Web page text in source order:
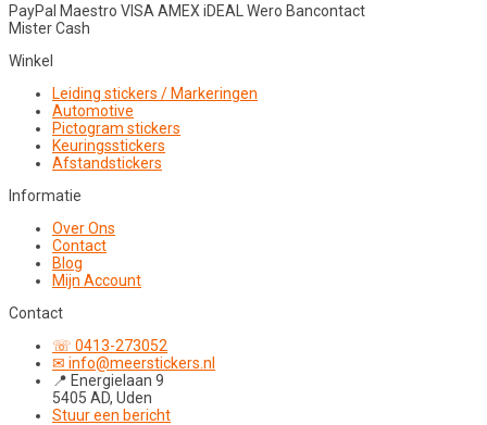
PayPal Maestro VISA AMEX iDEAL Wero Bancontact
Mister Cash
Winkel
Leiding stickers / Markeringen
Automotive
Pictogram stickers
Keuringsstickers
Afstandstickers
Informatie
Over Ons
Contact
Blog
Mijn Account
Contact
☏ 0413-273052
✉ info@meerstickers.nl
📍 Energielaan 9
5405 AD, Uden
Stuur een bericht